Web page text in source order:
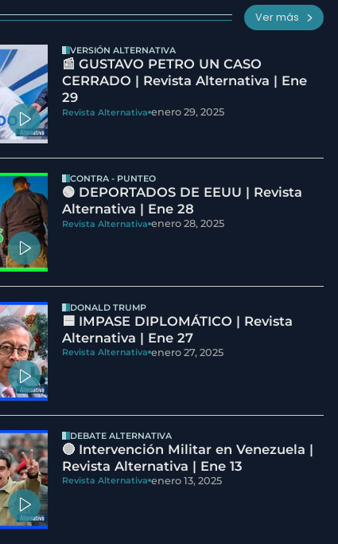
Ver más
VERSIÓN ALTERNATIVA
📰 GUSTAVO PETRO UN CASO
CERRADO | Revista Alternativa | Ene
29
Revista Alternativa enero 29, 2025
CONTRA - PUNTEO
🟢 DEPORTADOS DE EEUU | Revista
Alternativa | Ene 28
Revista Alternativa enero 28, 2025
DONALD TRUMP
🟦 IMPASE DIPLOMÁTICO | Revista
Alternativa | Ene 27
Revista Alternativa enero 27, 2025
DEBATE ALTERNATIVA
🔵 Intervención Militar en Venezuela |
Revista Alternativa | Ene 13
Revista Alternativa enero 13, 2025